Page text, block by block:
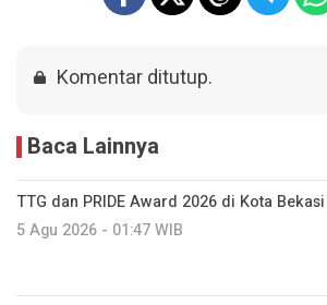
Komentar ditutup.
Baca Lainnya
TTG dan PRIDE Award 2026 di Kota Bekasi
5 Agu 2026 - 01:47 WIB